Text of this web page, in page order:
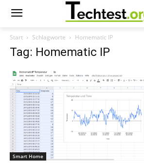
Start Schlagworte Homematic IP
Tag: Homematic IP
Smart Home